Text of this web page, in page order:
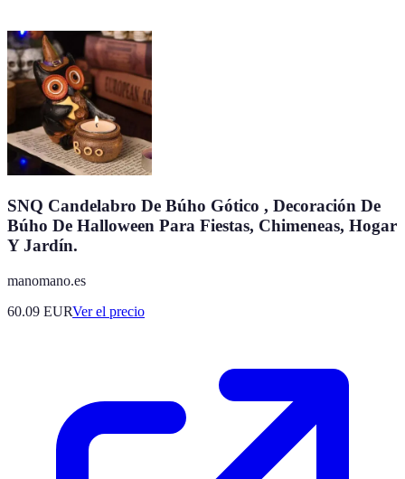
SNQ Candelabro De Búho Gótico , Decoración De
Búho De Halloween Para Fiestas, Chimeneas, Hogar
Y Jardín.
manomano.es
60.09 EURVer el precio